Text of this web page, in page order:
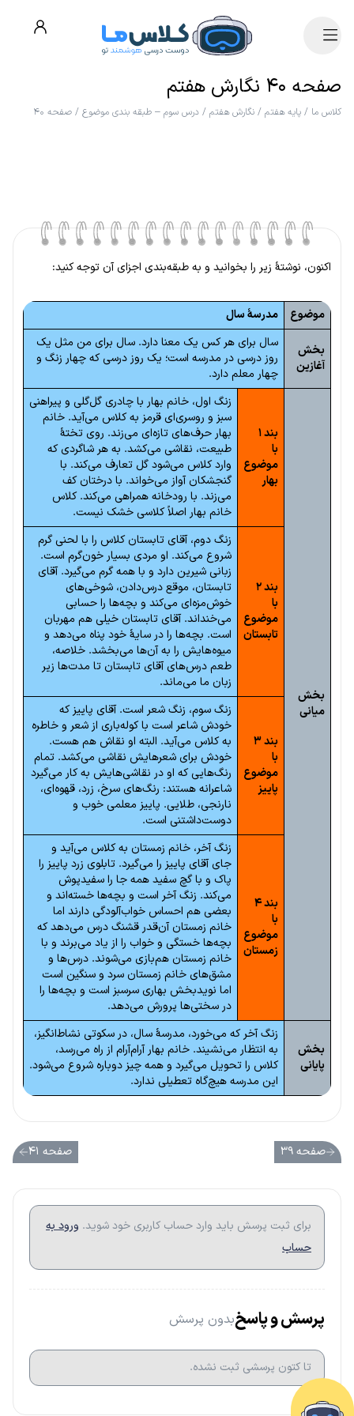
صفحه ۴۰ نگارش هفتم
کلاس ما / پایه هفتم / نگارش هفتم / درس سوم – طبقه بندی موضوع / صفحه ۴۰
اکنون، نوشتهٔ زیر را بخوانید و به طبقه‌بندی اجزای آن توجه کنید:
موضوع مدرسهٔ سال
بخش
آغازین
سال برای هر کس یک معنا دارد. سال برای من مثل یک
روز درسی در مدرسه است؛ یک روز درسی که چهار زنگ و
چهار معلم دارد.
بخش
میانی
بند ۱
با
موضوع
بهار
زنگ اول، خانم بهار با چادری گل‌گلی و پیراهنی
سبز و روسری‌ای قرمز به کلاس می‌آید. خانم
بهار حرف‌های تازه‌ای می‌زند. روی تختهٔ
طبیعت، نقاشی می‌کشد. به هر شاگردی که
وارد کلاس می‌شود گل تعارف می‌کند. با
گنجشکان آواز می‌خواند. با درختان کف
می‌زند. با رودخانه همراهی می‌کند. کلاس
خانم بهار اصلاً کلاسی خشک نیست.
بند ۲
با
موضوع
تابستان
زنگ دوم، آقای تابستان کلاس را با لحنی گرم
شروع می‌کند. او مردی بسیار خون‌گرم است.
زبانی شیرین دارد و با همه گرم می‌گیرد. آقای
تابستان، موقع درس‌دادن، شوخی‌های
خوش‌مزه‌ای می‌کند و بچه‌ها را حسابی
می‌خنداند. آقای تابستان خیلی هم مهربان
است. بچه‌ها را در سایهٔ خود پناه می‌دهد و
میوه‌هایش را به آن‌ها می‌بخشد. خلاصه،
طعم درس‌های آقای تابستان تا مدت‌ها زیر
زبان ما می‌ماند.
بند ۳
با
موضوع
پاییز
زنگ سوم، زنگ شعر است. آقای پاییز که
خودش شاعر است با کوله‌باری از شعر و خاطره
به کلاس می‌آید. البته او نقاش هم هست.
خودش برای شعرهایش نقاشی می‌کشد. تمام
رنگ‌هایی که او در نقاشی‌هایش به کار می‌گیرد
شاعرانه هستند: رنگ‌های سرخ، زرد، قهوه‌ای،
نارنجی، طلایی. پاییز معلمی خوب و
دوست‌داشتنی است.
بند ۴
با
موضوع
زمستان
زنگ آخر، خانم زمستان به کلاس می‌آید و
جای آقای پاییز را می‌گیرد. تابلوی زرد پاییز را
پاک و با گچ سفید همه جا را سفیدپوش
می‌کند. زنگ آخر است و بچه‌ها خسته‌اند و
بعضی هم احساس خواب‌آلودگی دارند اما
خانم زمستان آن‌قدر قشنگ درس می‌دهد که
بچه‌ها خستگی و خواب را از یاد می‌برند و با
خانم زمستان هم‌بازی می‌شوند. درس‌ها و
مشق‌های خانم زمستان سرد و سنگین است
اما نویدبخش بهاری سرسبز است و بچه‌ها را
در سختی‌ها پرورش می‌دهد.
بخش
پایانی
زنگ آخر که می‌خورد، مدرسهٔ سال، در سکوتی نشاط‌انگیز،
به انتظار می‌نشیند. خانم بهار آرام‌آرام از راه می‌رسد،
کلاس را تحویل می‌گیرد و همه چیز دوباره شروع می‌شود.
این مدرسه هیچ‌گاه تعطیلی ندارد.
صفحه ۳۹ صفحه ۴۱
برای ثبت پرسش باید وارد حساب کاربری خود شوید. ورود به
حساب
پرسش و پاسخبدون پرسش
تا کتون پرسشی ثبت نشده.